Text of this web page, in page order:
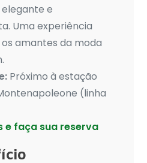
e
Uma experiência
amantes da moda
Próximo à estação
(linha
e faça sua reserva